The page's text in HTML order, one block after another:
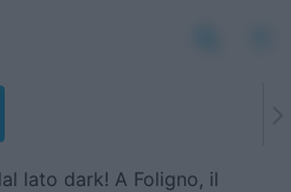
lato dark! A Foligno, il